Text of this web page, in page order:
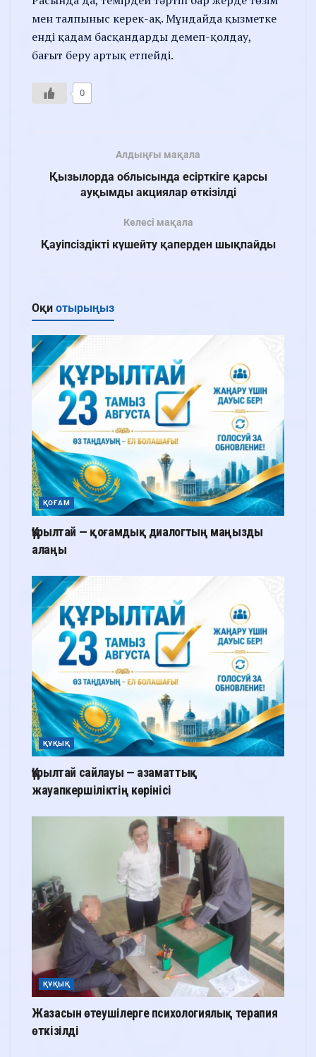
мен талпыныс керек-ақ. Мұндайда қызметке
енді қадам басқандарды демеп-қолдау,
бағыт беру артық етпейді.
0
Алдыңғы мақала
Қызылорда облысында есірткіге қарсы
ауқымды акциялар өткізілді
Келесі мақала
Қауіпсіздікті күшейту қаперден шықпайды
Оқи отырыңыз
ҚОҒАМ
Құрылтай — қоғамдық диалогтың маңызды
алаңы
ҚҰҚЫҚ
Құрылтай сайлауы — азаматтық
жауапкершіліктің көрінісі
ҚҰҚЫҚ
Жазасын өтеушілерге психологиялық терапия
өткізілді